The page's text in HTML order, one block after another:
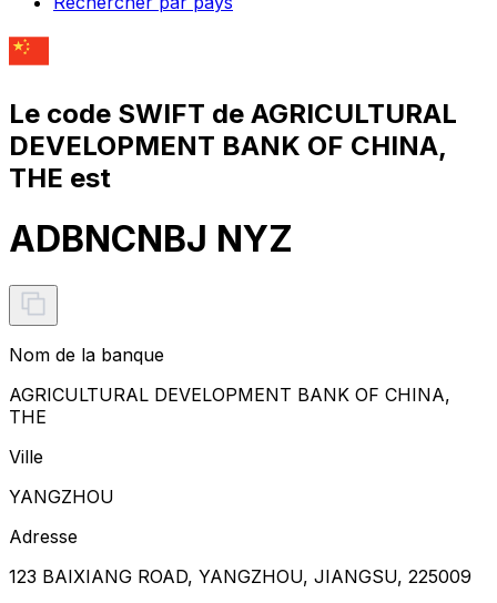
Le code SWIFT de AGRICULTURAL
DEVELOPMENT BANK OF CHINA,
THE est
ADBNCNBJ NYZ
Nom de la banque
AGRICULTURAL DEVELOPMENT BANK OF CHINA,
THE
Ville
YANGZHOU
Adresse
123 BAIXIANG ROAD, YANGZHOU, JIANGSU, 225009